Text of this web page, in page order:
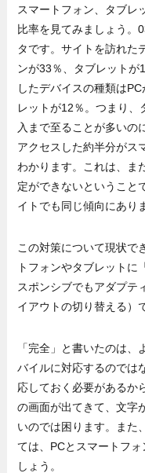
スマートフォン、タブレ
比率を見てみましょう。
タです。サイトを訪れた
ンが33％、タブレットが
したデバイスの種類は
レットが12％。つまり
入まで至ることが多いの
アクセスした約半分がス
わかります。これは、ま
定ができないということ
イトでも同じ傾向にあり
この対策について現状で
トフォンやタブレットに
スポンシブでもアダプテ
イアウトの切り替える）
「完全」と書いたのは
バイルに対応するのでは
応しておく必要があるか
の画面が出てきて、文字
いのでは困ります。また
ては、PCとスマートフ
しょう。